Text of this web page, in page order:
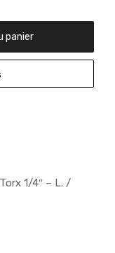
panier
1/4″ – L. /